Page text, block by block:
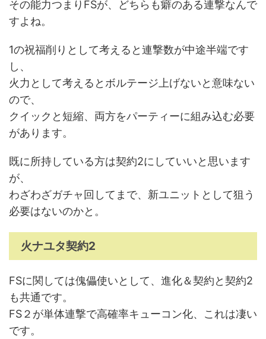
その能力つまりFSが、どちらも癖のある連撃なんで
すよね。
1の祝福削りとして考えると連撃数が中途半端です
し、
火力として考えるとボルテージ上げないと意味ない
ので、
クイックと短縮、両方をパーティーに組み込む必要
があります。
既に所持している方は契約2にしていいと思います
が、
わざわざガチャ回してまで、新ユニットとして狙う
必要はないのかと。
火ナユタ契約2
FSに関しては傀儡使いとして、進化＆契約と契約2
も共通です。
FS２が単体連撃で高確率キューコン化、これは凄い
です。